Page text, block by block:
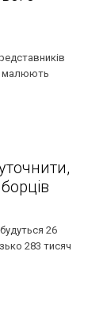
малюють
26
283 тисяч